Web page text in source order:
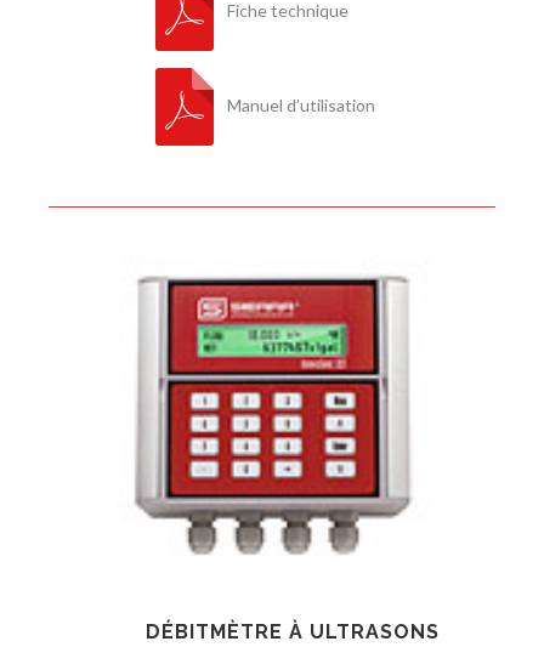
Fiche technique
Manuel d’utilisation
DÉBITMÈTRE À ULTRASONS